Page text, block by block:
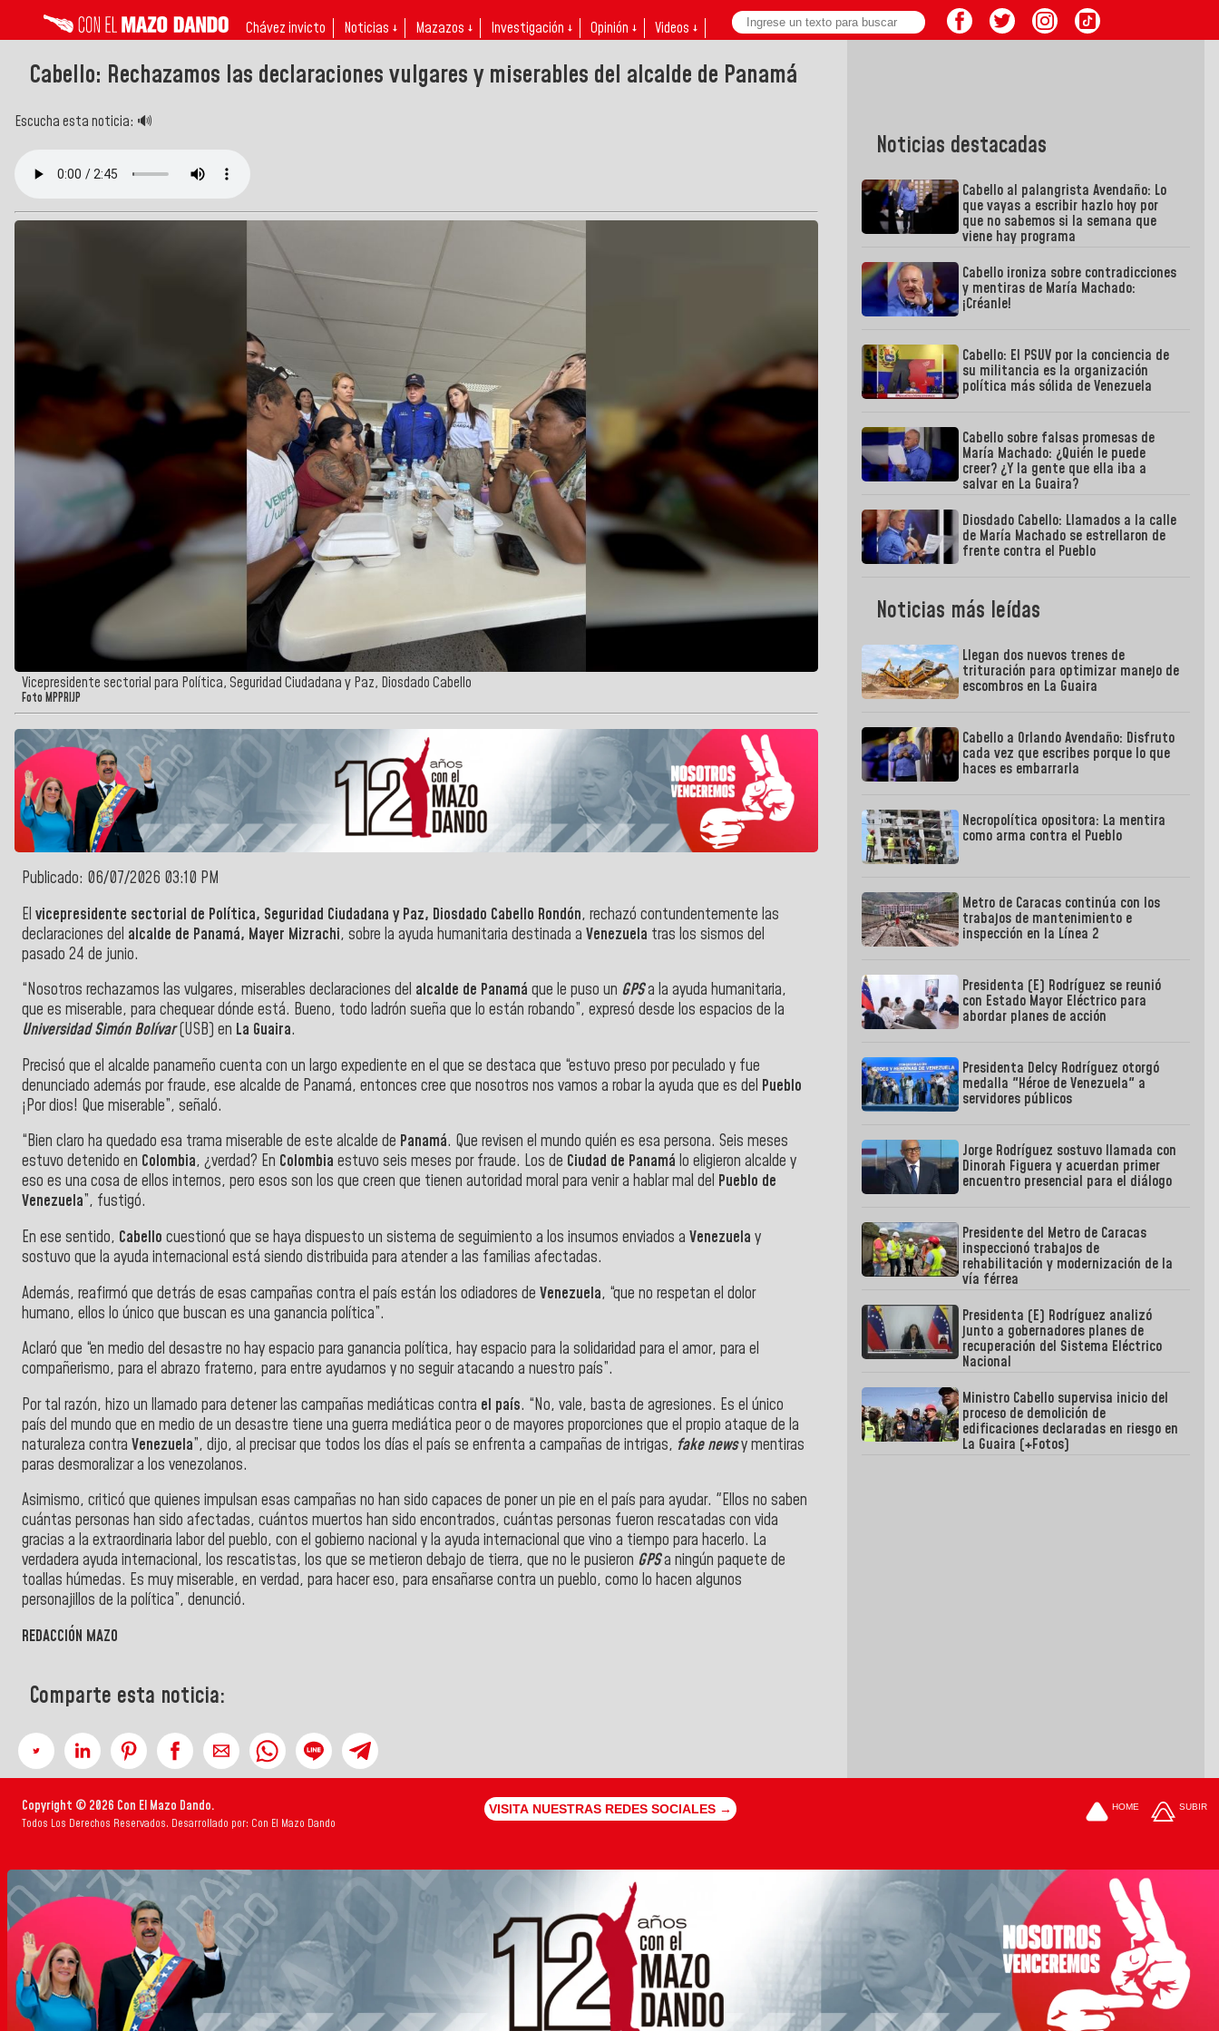
Chávez invicto Noticias ↓ Mazazos ↓ Investigación ↓ Opinión ↓ Videos ↓
Cabello: Rechazamos las declaraciones vulgares y miserables del alcalde de Panamá
Escucha esta noticia: 🔊
Vicepresidente sectorial para Política, Seguridad Ciudadana y Paz, Diosdado Cabello
Foto MPPRIJP
Publicado: 06/07/2026 03:10 PM
El vicepresidente sectorial de Política, Seguridad Ciudadana y Paz, Diosdado Cabello Rondón, rechazó contundentemente las
declaraciones del alcalde de Panamá, Mayer Mizrachi, sobre la ayuda humanitaria destinada a Venezuela tras los sismos del
pasado 24 de junio.
“Nosotros rechazamos las vulgares, miserables declaraciones del alcalde de Panamá que le puso un GPSa la ayuda humanitaria,
que es miserable, para chequear dónde está. Bueno, todo ladrón sueña que lo están robando”, expresó desde los espacios de la
Universidad Simón Bolívar(USB) en La Guaira.
Precisó que el alcalde panameño cuenta con un largo expediente en el que se destaca que “estuvo preso por peculado y fue
denunciado además por fraude, ese alcalde de Panamá, entonces cree que nosotros nos vamos a robar la ayuda que es del Pueblo
¡Por dios! Que miserable”, señaló.
“Bien claro ha quedado esa trama miserable de este alcalde de Panamá. Que revisen el mundo quién es esa persona. Seis meses
estuvo detenido en Colombia, ¿verdad? En Colombia estuvo seis meses por fraude. Los de Ciudad de Panamá lo eligieron alcalde y
eso es una cosa de ellos internos, pero esos son los que creen que tienen autoridad moral para venir a hablar mal del Pueblo de
Venezuela”, fustigó.
En ese sentido, Cabello cuestionó que se haya dispuesto un sistema de seguimiento a los insumos enviados a Venezuela y
sostuvo que la ayuda internacional está siendo distribuida para atender a las familias afectadas.
Además, reafirmó que detrás de esas campañas contra el país están los odiadores de Venezuela, “que no respetan el dolor
humano, ellos lo único que buscan es una ganancia política”.
Aclaró que “en medio del desastre no hay espacio para ganancia política, hay espacio para la solidaridad para el amor, para el
compañerismo, para el abrazo fraterno, para entre ayudarnos y no seguir atacando a nuestro país”.
Por tal razón, hizo un llamado para detener las campañas mediáticas contra el país. “No, vale, basta de agresiones. Es el único
país del mundo que en medio de un desastre tiene una guerra mediática peor o de mayores proporciones que el propio ataque de la
naturaleza contra Venezuela”, dijo, al precisar que todos los días el país se enfrenta a campañas de intrigas, fake newsy mentiras
paras desmoralizar a los venezolanos.
Asimismo, criticó que quienes impulsan esas campañas no han sido capaces de poner un pie en el país para ayudar. "Ellos no saben
cuántas personas han sido afectadas, cuántos muertos han sido encontrados, cuántas personas fueron rescatadas con vida
gracias a la extraordinaria labor del pueblo, con el gobierno nacional y la ayuda internacional que vino a tiempo para hacerlo. La
verdadera ayuda internacional, los rescatistas, los que se metieron debajo de tierra, que no le pusieron GPSa ningún paquete de
toallas húmedas. Es muy miserable, en verdad, para hacer eso, para ensañarse contra un pueblo, como lo hacen algunos
personajillos de la política”, denunció.
REDACCIÓN MAZO
Comparte esta noticia:
Noticias destacadas
Cabello al palangrista Avendaño: Lo
que vayas a escribir hazlo hoy por
que no sabemos si la semana que
viene hay programa
Cabello ironiza sobre contradicciones
y mentiras de María Machado:
¡Créanle!
Cabello: El PSUV por la conciencia de
su militancia es la organización
política más sólida de Venezuela
Cabello sobre falsas promesas de
María Machado: ¿Quién le puede
creer? ¿Y la gente que ella iba a
salvar en La Guaira?
Diosdado Cabello: Llamados a la calle
de María Machado se estrellaron de
frente contra el Pueblo
Noticias más leídas
Llegan dos nuevos trenes de
trituración para optimizar manejo de
escombros en La Guaira
Cabello a Orlando Avendaño: Disfruto
cada vez que escribes porque lo que
haces es embarrarla
Necropolítica opositora: La mentira
como arma contra el Pueblo
Metro de Caracas continúa con los
trabajos de mantenimiento e
inspección en la Línea 2
Presidenta (E) Rodríguez se reunió
con Estado Mayor Eléctrico para
abordar planes de acción
Presidenta Delcy Rodríguez otorgó
medalla "Héroe de Venezuela" a
servidores públicos
Jorge Rodríguez sostuvo llamada con
Dinorah Figuera y acuerdan primer
encuentro presencial para el diálogo
Presidente del Metro de Caracas
inspeccionó trabajos de
rehabilitación y modernización de la
vía férrea
Presidenta (E) Rodríguez analizó
junto a gobernadores planes de
recuperación del Sistema Eléctrico
Nacional
Ministro Cabello supervisa inicio del
proceso de demolición de
edificaciones declaradas en riesgo en
La Guaira (+Fotos)
Copyright © 2026 Con El Mazo Dando.
Todos Los Derechos Reservados. Desarrollado por: Con El Mazo Dando
VISITA NUESTRAS REDES SOCIALES → HOME SUBIR